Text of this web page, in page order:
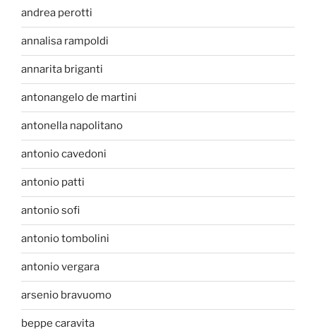
andrea perotti
annalisa rampoldi
annarita briganti
antonangelo de martini
antonella napolitano
antonio cavedoni
antonio patti
antonio sofi
antonio tombolini
antonio vergara
arsenio bravuomo
beppe caravita